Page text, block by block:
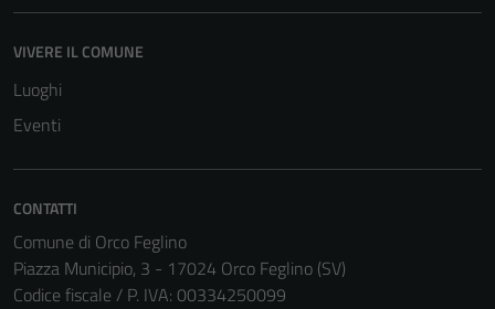
VIVERE IL COMUNE
Luoghi
Eventi
CONTATTI
Comune di Orco Feglino
Piazza Municipio, 3 - 17024 Orco Feglino (SV)
Codice fiscale / P. IVA: 00334250099
sono necessari
disabilitati.
informazioni
personali.